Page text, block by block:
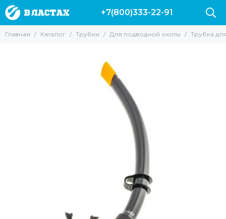
Трубки +7(800)333-22-91
Главная Каталог Трубки Для подводной охоты Трубка